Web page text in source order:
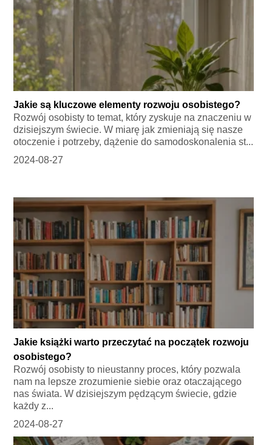
Jakie są kluczowe elementy rozwoju osobistego?
Rozwój osobisty to temat, który zyskuje na znaczeniu w
dzisiejszym świecie. W miarę jak zmieniają się nasze
otoczenie i potrzeby, dążenie do samodoskonalenia st...
2024-08-27
Jakie książki warto przeczytać na początek rozwoju
osobistego?
Rozwój osobisty to nieustanny proces, który pozwala
nam na lepsze zrozumienie siebie oraz otaczającego
nas świata. W dzisiejszym pędzącym świecie, gdzie
każdy z...
2024-08-27